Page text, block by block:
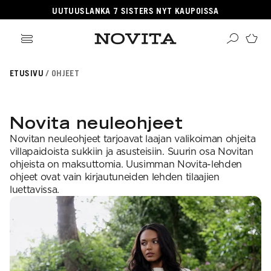
UUTUUSLANKA 7 SISTERS NYT KAUPOISSA
tuotteet
langat
vastaavuudet
langat
SUOSITUIMMAT LANGAT
OHJEKATEGORIAT
mallistot
villasukkia
virkkauksesta
Novitasta
lehti
ja hoito-ohjeet
neulekoulut
ETUSIVU OHJEET
Novita neuleohjeet
Novitan neuleohjeet tarjoavat laajan valikoiman ohjeita
villapaidoista sukkiin ja asusteisiin. Suurin osa Novitan
ohjeista on maksuttomia. Uusimman Novita-lehden
ohjeet ovat vain kirjautuneiden lehden tilaajien
luettavissa.